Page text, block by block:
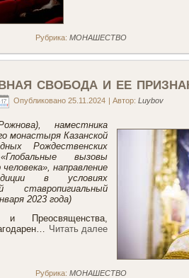
Рубрика: МОНАШЕСТВО
свобода и ее
Опубликовано 25.11.2024 | Автор: Luybov
наместника
монастыря Казанской
Рождественских
вызовы
направление
в условиях
ставропигиальный
2023 года)
и Преосвященства,
Читать далее
Рубрика: МОНАШЕСТВО